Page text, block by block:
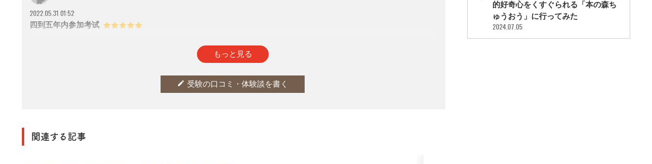
2022.05.31 01:52
四到五年内参加考试
もっと見る
edit 受験の口コミ・体験談を書く
関連する記事
的好奇心をくすぐられる「本の森ち
ゅうおう」に行ってみた
2024.07.05